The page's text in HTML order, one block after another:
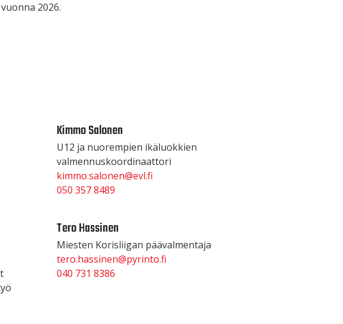
2026.
Kimmo Salonen
U12 ja nuorempien ikäluokkien
valmennuskoordinaattori
kimmo.salonen@evl.fi
050 357 8489
Tero Hassinen
Miesten Korisliigan päävalmentaja
tero.hassinen@pyrinto.fi
040 731 8386